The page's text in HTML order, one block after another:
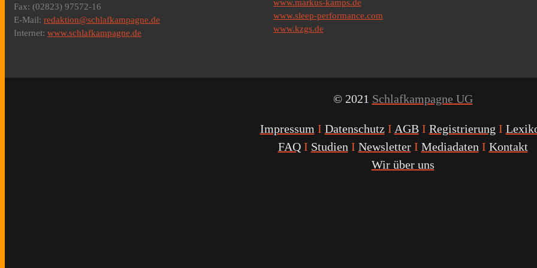
Fax: (02823) 97572-16
E-Mail:redaktion@schlafkampagne.de
Internet:www.schlafkampagne.de
www.markus-kamps.de
www.sleep-performance.com
www.kzgs.de
© 2021 Schlafkampagne UG
Impressum I Datenschutz I AGB I Registrierung I
FAQ I Studien I Newsletter I Mediadaten I Kontakt
Wir über uns